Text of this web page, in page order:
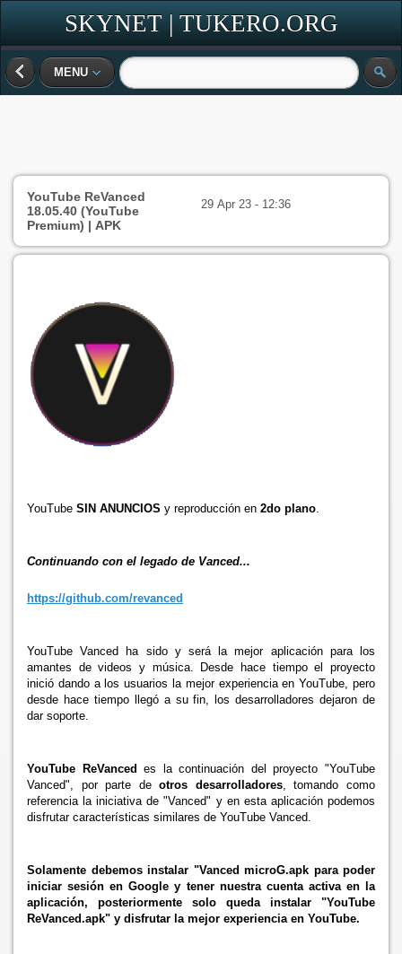
SKYNET | TUKERO.ORG
MENU
YouTube ReVanced
18.05.40 (YouTube
Premium) | APK
29 Apr 23 - 12:36
YouTube SIN ANUNCIOS y reproducción en 2do plano.
Continuando con el legado de Vanced...
https://github.com/revanced
YouTube Vanced ha sido y será la mejor aplicación para los
amantes de videos y música. Desde hace tiempo el proyecto
inició dando a los usuarios la mejor experiencia en YouTube, pero
desde hace tiempo llegó a su fin, los desarrolladores dejaron de
dar soporte.
YouTube ReVanced es la continuación del proyecto "YouTube
Vanced", por parte deotros desarrolladores, tomando como
referencia la iniciativa de "Vanced" y en esta aplicación podemos
disfrutar características similares de YouTube Vanced.
Solamente debemos instalar "Vanced microG.apk para poder
iniciar sesión en Google y tener nuestra cuenta activa en la
aplicación, posteriormente solo queda instalar "YouTube
ReVanced.apk" y disfrutar la mejor experiencia en YouTube.